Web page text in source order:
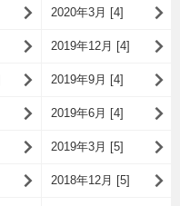
2020年3月 [4]
2019年12月 [4]
2019年9月 [4]
2019年6月 [4]
2019年3月 [5]
2018年12月 [5]